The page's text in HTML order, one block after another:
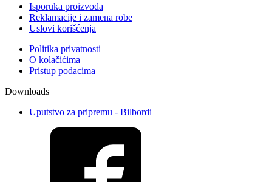
Isporuka proizvoda
Reklamacije i zamena robe
Uslovi korišćenja
Politika privatnosti
O kolačićima
Pristup podacima
Downloads
Uputstvo za pripremu - Bilbordi